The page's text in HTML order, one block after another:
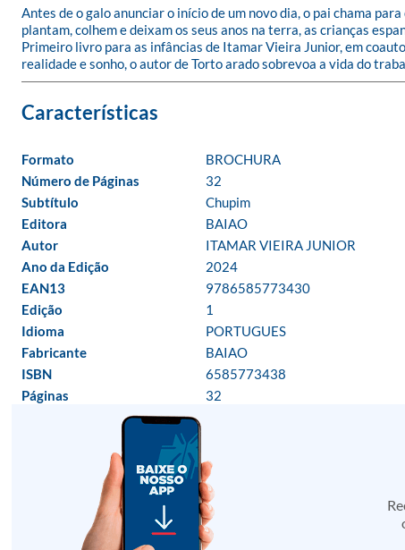
Antes de o galo anunciar o início de um novo dia, o pai chama
plantam, colhem e deixam os seus anos na terra, as crianças
Primeiro livro para as infâncias de Itamar Vieira Junior, em
realidade e sonho, o autor de Torto arado sobrevoa a vida do
Formato
BROCHURA
Número de Páginas
32
Subtítulo
Chupim
Editora
BAIAO
Autor
ITAMAR VIEIRA JUNIOR
Ano da Edição
2024
EAN13
9786585773430
Edição
1
Idioma
PORTUGUES
Fabricante
BAIAO
ISBN
6585773438
Páginas
32